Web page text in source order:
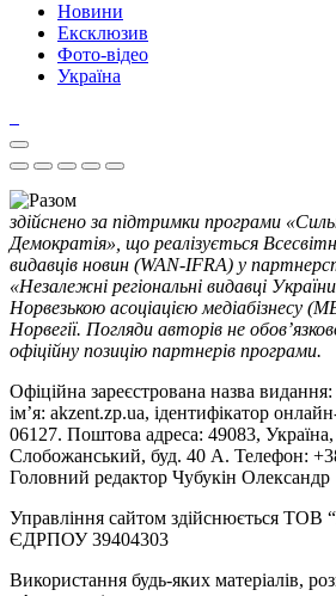
Новини
Ексклюзив
Фото-відео
Україна
здійснено за підтримки програми
Демократія», що реалізується
видавців новин (WAN-IFRA) у
«Незалежні регіональні видавці
Норвезькою асоціацією медіабізнесу
Норвегії. Погляди авторів не
офіційну позицію партнерів програми.
Офіційна зареєстрована назва
ім’я: akzent.zp.ua, ідентифікатор
06127. Поштова адреса: 49083,
Слобожанський, буд. 40 А. Телефон:
Головний редактор Чубукін Олександр
Управління сайтом здійснюється
ЄДРПОУ 39404303
Використання будь-яких матеріалів,